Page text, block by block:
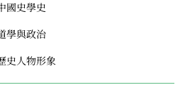
國史學史
學與政治
史人物形象